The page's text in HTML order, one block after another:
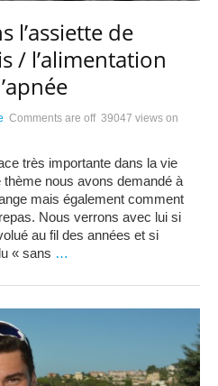
l’assiette de
/ l’alimentation
Comments are off 39047 views on
très importante dans la vie
thème nous avons demandé à
mais également comment
Nous verrons avec lui si
au fil des années et si
« sans …